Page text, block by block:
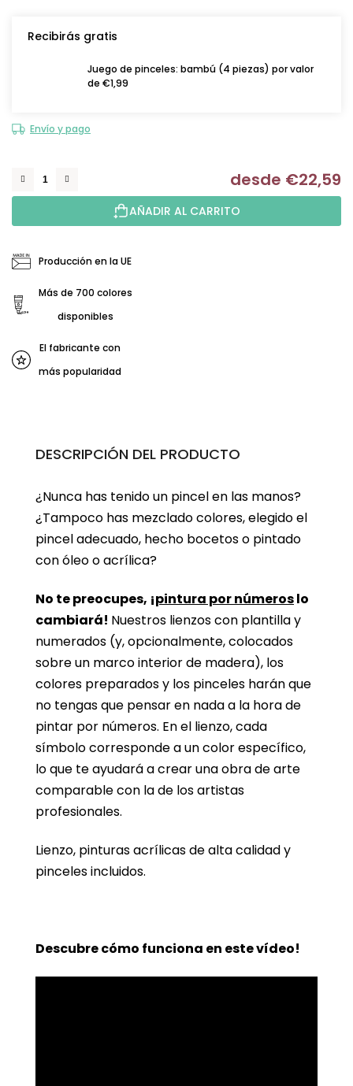
Recibirás gratis
Juego de pinceles: bambú (4 piezas) por valor
de €1,99
Envío y pago
desde €22,59
AÑADIR AL CARRITO
Producción en la UE
Más de 700 colores
disponibles
El fabricante con
más popularidad
DESCRIPCIÓN DEL PRODUCTO
¿Nunca has tenido un pincel en las manos?
¿Tampoco has mezclado colores, elegido el
pincel adecuado, hecho bocetos o pintado
con óleo o acrílica?
No te preocupes, ¡pintura por númeroslo
cambiará! Nuestros lienzos con plantilla y
numerados (y, opcionalmente, colocados
sobre un marco interior de madera), los
colores preparados y los pinceles harán que
no tengas que pensar en nada a la hora de
pintar por números. En el lienzo, cada
símbolo corresponde a un color específico,
lo que te ayudará a crear una obra de arte
comparable con la de los artistas
profesionales.
Lienzo, pinturas acrílicas de alta calidad y
pinceles incluidos.
Descubre cómo funciona en este vídeo!